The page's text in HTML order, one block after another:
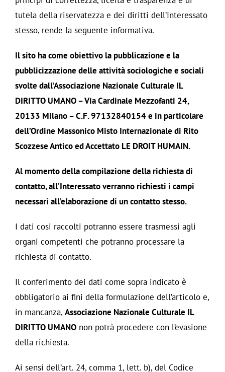
tutela della riservatezza e dei diritti dell’Interessato
stesso, rende la seguente informativa.
Il sito ha come obiettivo la pubblicazione e la
pubblicizzazione delle attività sociologiche e sociali
svolte dall’Associazione Nazionale Culturale IL
DIRITTO UMANO – Via Cardinale Mezzofanti 24,
20133 Milano – C.F. 97132840154 e in particolare
dell’Ordine Massonico Misto Internazionale di Rito
Scozzese Antico ed Accettato LE DROIT HUMAIN.
Al momento della compilazione della richiesta di
contatto, all’Interessato verranno richiesti i campi
necessari all’elaborazione di un contatto stesso.
I dati cosi raccolti potranno essere trasmessi agli
organi competenti che potranno processare la
richiesta di contatto.
Il conferimento dei dati come sopra indicato è
obbligatorio ai fini della formulazione dell’articolo e,
in mancanza, Associazione Nazionale Culturale IL
DIRITTO UMANO non potrà procedere con l’evasione
della richiesta.
Ai sensi dell’art. 24, comma 1, lett. b), del Codice